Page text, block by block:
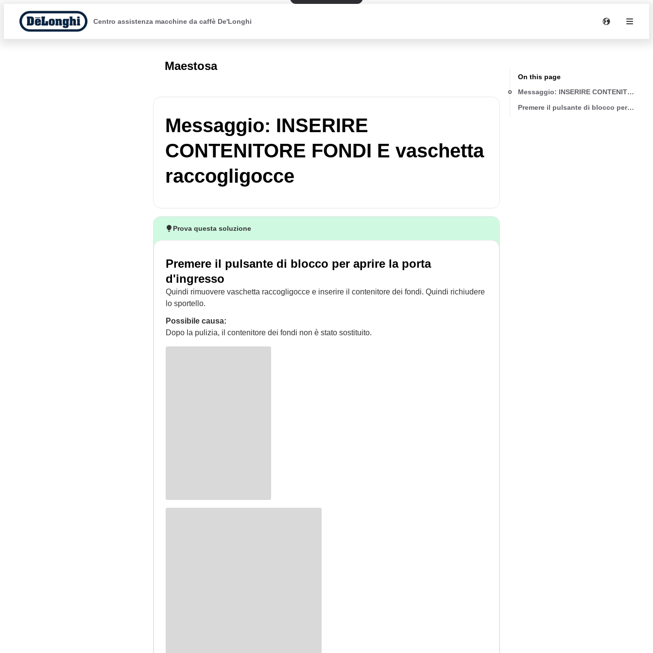
Centro assistenza macchine da caffè De'Longhi
Maestosa
Messaggio: INSERIRE
CONTENITORE FONDI E vaschetta
raccogligocce
Prova questa soluzione
Premere il pulsante di blocco per aprire la porta
d'ingresso
Quindi rimuovere vaschetta raccogligocce e inserire il contenitore dei fondi. Quindi richiudere
lo sportello.
Possibile causa:
Dopo la pulizia, il contenitore dei fondi non è stato sostituito.
On this page
Messaggio: INSERIRE CONTENITORE
Premere il pulsante di blocco per aprire